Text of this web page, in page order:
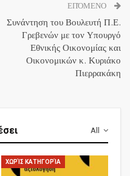
ΕΠΌΜΕΝΟ
Συνάντηση του Βουλευτή Π.Ε.
Γρεβενών με τον Υπουργό
Εθνικής Οικονομίας και
Οικονομικών κ. Κυριάκο
Πιερρακάκη
All
ΧΩΡΊΣ ΚΑΤΗΓΟΡΊΑ